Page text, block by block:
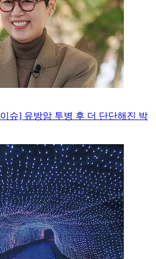
슈] 유방암 투병 후 더 단단해진 박